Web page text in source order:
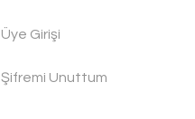
Üye Girişi
Şifremi Unuttum